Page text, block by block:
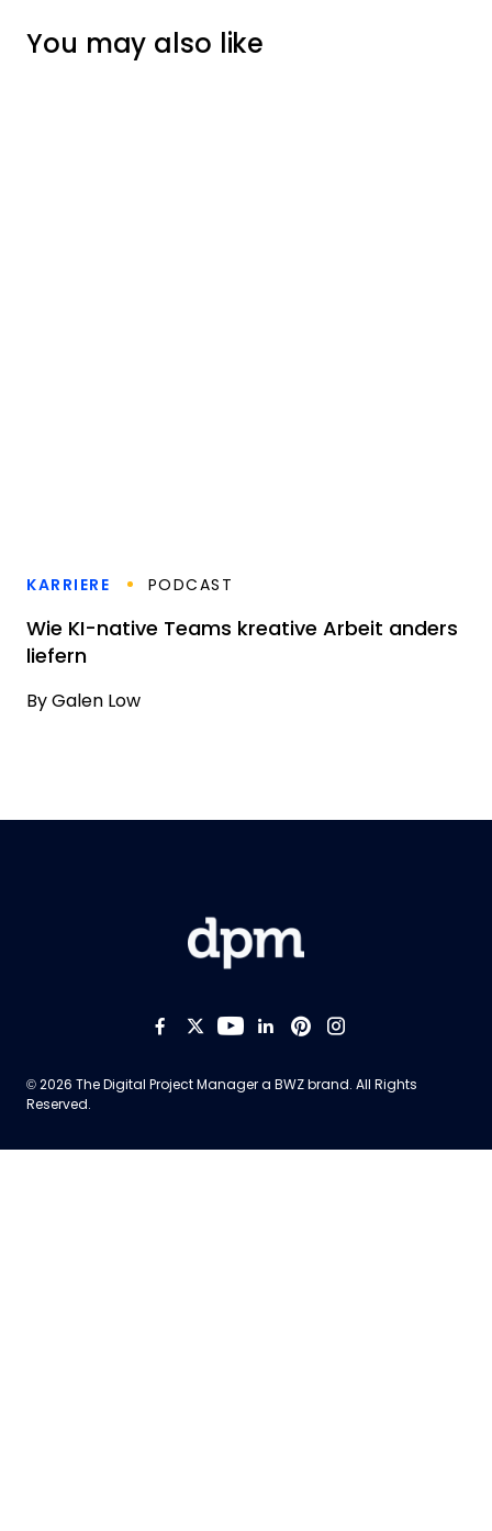
You may also like
KARRIERE PODCAST
Wie KI-native Teams kreative Arbeit anders
liefern
By Galen Low
Like us on Facebook
Follow us on Twitter
Follow us on
Add us on
Follow us on
Follow us
© 2026 The Digital Project Manager a BWZOpens new window
brand. All Rights
Reserved.